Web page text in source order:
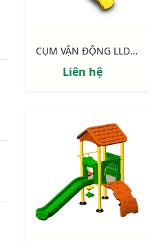
CỤM VẬN ĐỘNG LLDPE NIK122070X
Liên hệ